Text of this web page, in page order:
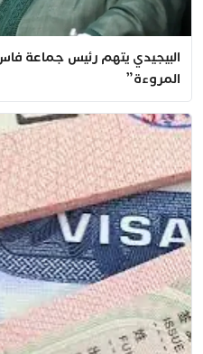
البيجيدي يتهم رئيس جماعة
المروءة”